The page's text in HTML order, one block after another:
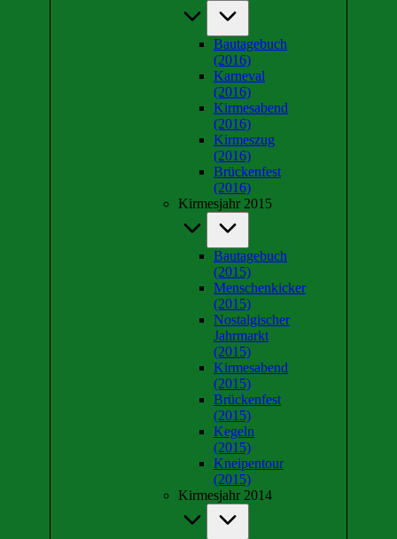
Bautagebuch
(2016)
Karneval
(2016)
Kirmesabend
(2016)
Kirmeszug
(2016)
Brückenfest
(2016)
Kirmesjahr 2015
Bautagebuch
(2015)
Menschenkicker
(2015)
Nostalgischer
Jahrmarkt
(2015)
Kirmesabend
(2015)
Brückenfest
(2015)
Kegeln
(2015)
Kneipentour
(2015)
Kirmesjahr 2014